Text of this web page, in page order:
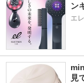
ン
エ
見